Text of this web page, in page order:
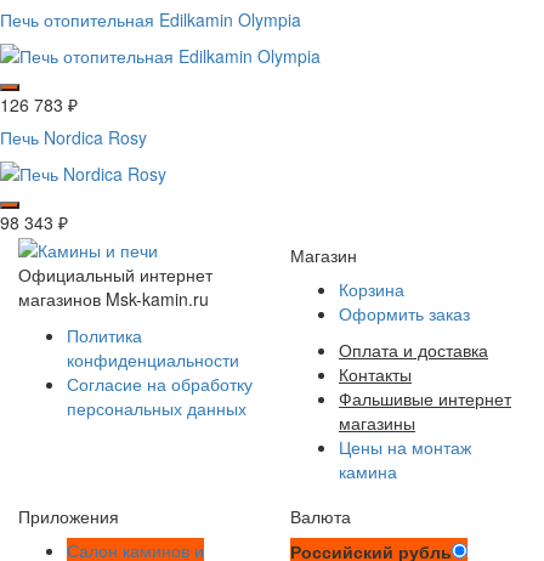
Печь отопительная Edilkamin Olympia
126 783 ₽
Печь Nordica Rosy
98 343 ₽
Официальный интернет
магазинов Msk-kamin.ru
Политика
конфиденциальности
Согласие на обработку
персональных данных
Магазин
Корзина
Оформить заказ
Оплата и доставка
Контакты
Фальшивые интернет
магазины
Цены на монтаж
камина
Приложения
Салон каминов и
Валюта
Российский рубль